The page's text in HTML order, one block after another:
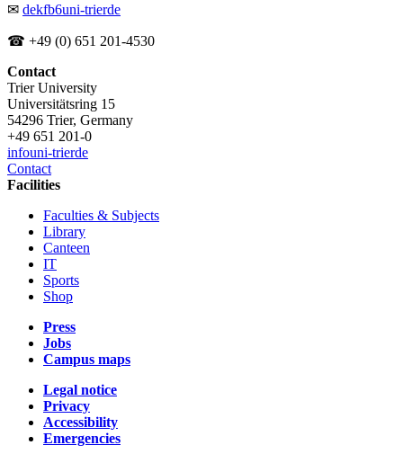
✉ dekfb6uni-trierde
☎ +49 (0) 651 201-4530
Contact
Trier University
Universitätsring 15
54296 Trier, Germany
+49 651 201-0
infouni-trierde
Contact
Facilities
Faculties & Subjects
Library
Canteen
IT
Sports
Shop
Press
Jobs
Campus maps
Legal notice
Privacy
Accessibility
Emergencies